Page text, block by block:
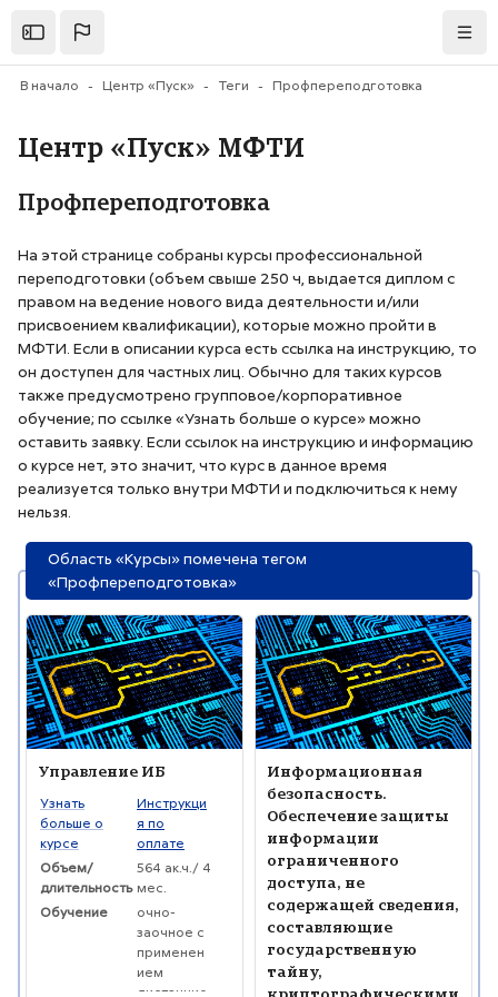
Открыть
В начало Центр «Пуск» Теги Профпереподготовка
Центр «Пуск» МФТИ
Профпереподготовка
На этой странице собраны курсы профессиональной
переподготовки (объем свыше 250 ч, выдается диплом с
правом на ведение нового вида деятельности и/или
присвоением квалификации), которые можно пройти в
МФТИ. Если в описании курса есть ссылка на инструкцию, то
он доступен для частных лиц. Обычно для таких курсов
также предусмотрено групповое/корпоративное
обучение; по ссылке «Узнать больше о курсе» можно
оставить заявку. Если ссылок на инструкцию и информацию
о курсе нет, это значит, что курс в данное время
реализуется только внутри МФТИ и подключиться к нему
нельзя.
Область «Курсы» помечена тегом
«Профпереподготовка»
Изображение курса" Управление ИБ
Изображение курса
Название курса
Управление ИБ
Текст краткого изложения курса:
Узнать
больше о
курсе
Инструкци
я по
оплате
Объем/
длительность
564 ак.ч./ 4
мес.
Обучение
очно-
заочное с
применен
ием
дистанцио
Изображение курса"
Изображение курса
Название курса
Информационная
безопасность.
Обеспечение защиты
информации
ограниченного
доступа, не
содержащей сведения,
составляющие
государственную
тайну,
криптографическими